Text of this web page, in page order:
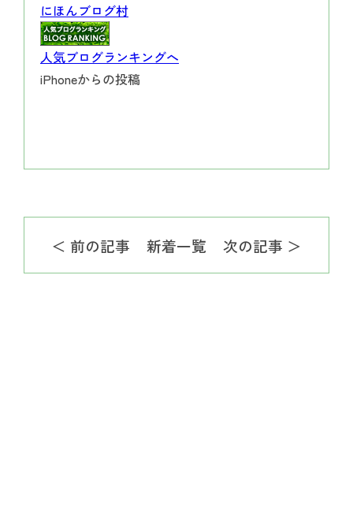
にほんブログ村
人気ブログランキングへ
iPhoneからの投稿
＜ 前の記事 新着一覧 次の記事 ＞